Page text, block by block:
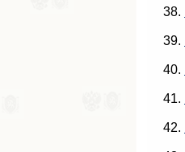
38.
39.
40.
41.
42.